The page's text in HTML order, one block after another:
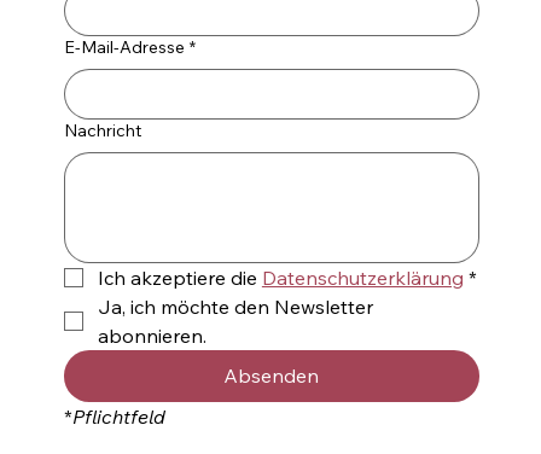
E-Mail-Adresse *
Nachricht
Ich akzeptiere die Datenschutzerklärung *
Ja, ich möchte den Newsletter
abonnieren.
Absenden
*Pflichtfeld